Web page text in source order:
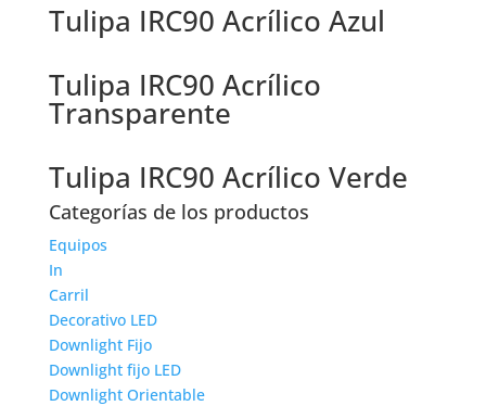
Tulipa IRC90 Acrílico Azul
Tulipa IRC90 Acrílico
Transparente
Tulipa IRC90 Acrílico Verde
Categorías de los productos
Equipos
In
Carril
Decorativo LED
Downlight Fijo
Downlight fijo LED
Downlight Orientable